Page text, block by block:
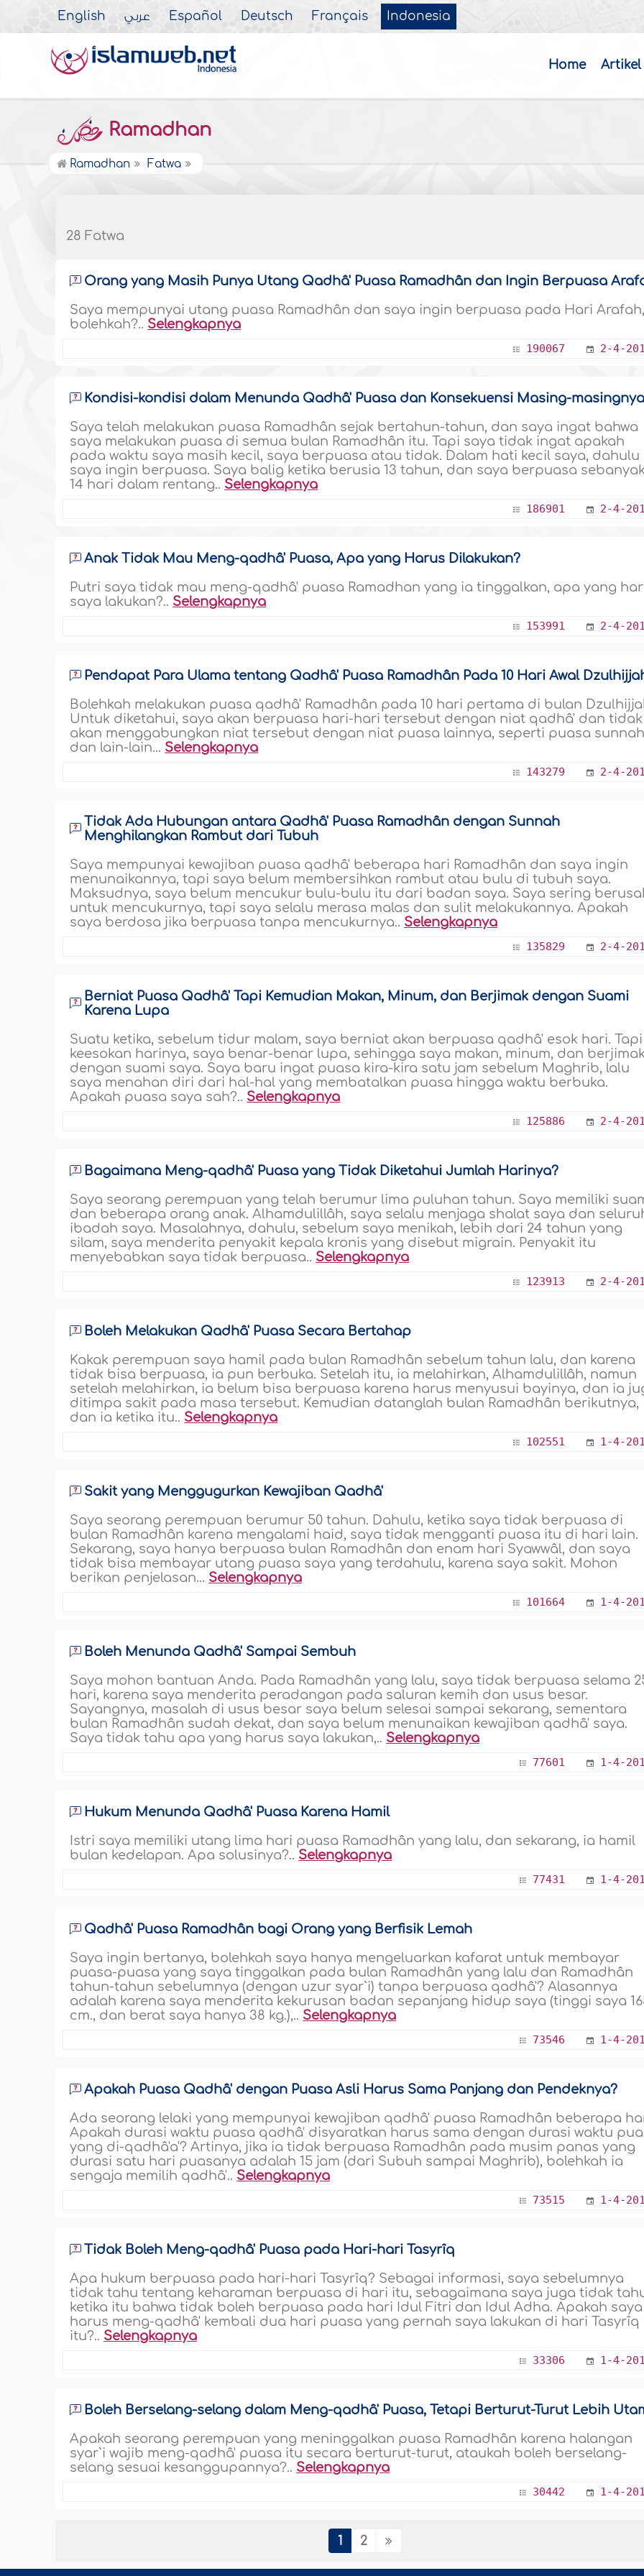
English عربي Español Deutsch Français Indonesia
Home Artikel
Ramadhan
Ramadhan Fatwa
28 Fatwa
Orang yang Masih Punya Utang Qadhâ' Puasa Ramadhân dan Ingin Berpuasa
Saya mempunyai utang puasa Ramadhân dan saya ingin berpuasa pada Hari Arafah,
bolehkah?.. Selengkapnya
190067 2-4-
Kondisi-kondisi dalam Menunda Qadhâ' Puasa dan Konsekuensi Masing-masingnya
Saya telah melakukan puasa Ramadhân sejak bertahun-tahun, dan saya ingat bahwa
saya melakukan puasa di semua bulan Ramadhân itu. Tapi saya tidak ingat apakah
pada waktu saya masih kecil, saya berpuasa atau tidak. Dalam hati kecil saya, dahulu
saya ingin berpuasa. Saya balig ketika berusia 13 tahun, dan saya berpuasa sebanyak
14 hari dalam rentang.. Selengkapnya
186901 2-4-
Anak Tidak Mau Meng-qadhâ' Puasa, Apa yang Harus Dilakukan?
Putri saya tidak mau meng-qadhâ' puasa Ramadhan yang ia tinggalkan, apa yang
saya lakukan?.. Selengkapnya
153991 2-4-
Pendapat Para Ulama tentang Qadhâ' Puasa Ramadhân Pada 10 Hari Awal
Bolehkah melakukan puasa qadhâ' Ramadhân pada 10 hari pertama di bulan
Untuk diketahui, saya akan berpuasa hari-hari tersebut dengan niat qadhâ' dan tidak
akan menggabungkan niat tersebut dengan niat puasa lainnya, seperti puasa sunnah
dan lain-lain... Selengkapnya
143279 2-4-
Tidak Ada Hubungan antara Qadhâ' Puasa Ramadhân dengan Sunnah
Menghilangkan Rambut dari Tubuh
Saya mempunyai kewajiban puasa qadhâ' beberapa hari Ramadhân dan saya ingin
menunaikannya, tapi saya belum membersihkan rambut atau bulu di tubuh saya.
Maksudnya, saya belum mencukur bulu-bulu itu dari badan saya. Saya sering
untuk mencukurnya, tapi saya selalu merasa malas dan sulit melakukannya. Apakah
saya berdosa jika berpuasa tanpa mencukurnya.. Selengkapnya
135829 2-4-
Berniat Puasa Qadhâ' Tapi Kemudian Makan, Minum, dan Berjimak dengan Suami
Karena Lupa
Suatu ketika, sebelum tidur malam, saya berniat akan berpuasa qadhâ' esok hari. Tapi
keesokan harinya, saya benar-benar lupa, sehingga saya makan, minum, dan berjimak
dengan suami saya. Saya baru ingat puasa kira-kira satu jam sebelum Maghrib, lalu
saya menahan diri dari hal-hal yang membatalkan puasa hingga waktu berbuka.
Apakah puasa saya sah?.. Selengkapnya
125886 2-4-
Bagaimana Meng-qadhâ' Puasa yang Tidak Diketahui Jumlah Harinya?
Saya seorang perempuan yang telah berumur lima puluhan tahun. Saya memiliki
dan beberapa orang anak. Alhamdulillâh, saya selalu menjaga shalat saya dan
ibadah saya. Masalahnya, dahulu, sebelum saya menikah, lebih dari 24 tahun yang
silam, saya menderita penyakit kepala kronis yang disebut migrain. Penyakit itu
menyebabkan saya tidak berpuasa.. Selengkapnya
123913 2-4-
Boleh Melakukan Qadhâ' Puasa Secara Bertahap
Kakak perempuan saya hamil pada bulan Ramadhân sebelum tahun lalu, dan karena
tidak bisa berpuasa, ia pun berbuka. Setelah itu, ia melahirkan, Alhamdulillâh, namun
setelah melahirkan, ia belum bisa berpuasa karena harus menyusui bayinya, dan ia
ditimpa sakit pada masa tersebut. Kemudian datanglah bulan Ramadhân berikutnya,
dan ia ketika itu.. Selengkapnya
102551 1-4-
Sakit yang Menggugurkan Kewajiban Qadhâ'
Saya seorang perempuan berumur 50 tahun. Dahulu, ketika saya tidak berpuasa di
bulan Ramadhân karena mengalami haid, saya tidak mengganti puasa itu di hari lain.
Sekarang, saya hanya berpuasa bulan Ramadhân dan enam hari Syawwâl, dan saya
tidak bisa membayar utang puasa saya yang terdahulu, karena saya sakit. Mohon
berikan penjelasan... Selengkapnya
101664 1-4-
Boleh Menunda Qadhâ' Sampai Sembuh
Saya mohon bantuan Anda. Pada Ramadhân yang lalu, saya tidak berpuasa selama
hari, karena saya menderita peradangan pada saluran kemih dan usus besar.
Sayangnya, masalah di usus besar saya belum selesai sampai sekarang, sementara
bulan Ramadhân sudah dekat, dan saya belum menunaikan kewajiban qadhâ' saya.
Saya tidak tahu apa yang harus saya lakukan,.. Selengkapnya
77601 1-4-
Hukum Menunda Qadhâ' Puasa Karena Hamil
Istri saya memiliki utang lima hari puasa Ramadhân yang lalu, dan sekarang, ia hamil
bulan kedelapan. Apa solusinya?.. Selengkapnya
77431 1-4-
Qadhâ' Puasa Ramadhân bagi Orang yang Berfisik Lemah
Saya ingin bertanya, bolehkah saya hanya mengeluarkan kafarat untuk membayar
puasa-puasa yang saya tinggalkan pada bulan Ramadhân yang lalu dan Ramadhân
tahun-tahun sebelumnya (dengan uzur syar`i) tanpa berpuasa qadhâ'? Alasannya
adalah karena saya menderita kekurusan badan sepanjang hidup saya (tinggi saya
cm., dan berat saya hanya 38 kg.),.. Selengkapnya
73546 1-4-
Apakah Puasa Qadhâ' dengan Puasa Asli Harus Sama Panjang dan Pendeknya?
Ada seorang lelaki yang mempunyai kewajiban qadhâ' puasa Ramadhân beberapa
Apakah durasi waktu puasa qadhâ' disyaratkan harus sama dengan durasi waktu
yang di-qadhâ'a'? Artinya, jika ia tidak berpuasa Ramadhân pada musim panas yang
durasi satu hari puasanya adalah 15 jam (dari Subuh sampai Maghrib), bolehkah ia
sengaja memilih qadhâ'.. Selengkapnya
73515 1-4-
Tidak Boleh Meng-qadhâ' Puasa pada Hari-hari Tasyrîq
Apa hukum berpuasa pada hari-hari Tasyrîq? Sebagai informasi, saya sebelumnya
tidak tahu tentang keharaman berpuasa di hari itu, sebagaimana saya juga tidak
ketika itu bahwa tidak boleh berpuasa pada hari Idul Fitri dan Idul Adha. Apakah saya
harus meng-qadhâ' kembali dua hari puasa yang pernah saya lakukan di hari Tasyrîq
itu?.. Selengkapnya
33306 1-4-
Boleh Berselang-selang dalam Meng-qadhâ' Puasa, Tetapi Berturut-Turut Lebih
Apakah seorang perempuan yang meninggalkan puasa Ramadhân karena halangan
syar`i wajib meng-qadhâ' puasa itu secara berturut-turut, ataukah boleh berselang-
selang sesuai kesanggupannya?.. Selengkapnya
30442 1-4-
1 2